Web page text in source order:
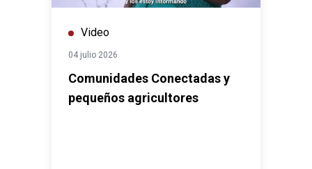
Video
04 julio 2026
Comunidades Conectadas y
pequeños agricultores